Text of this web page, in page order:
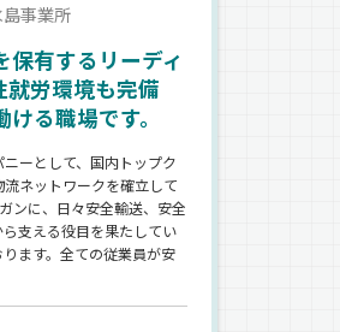
事業所
有するリーディ
労環境も完備
る職場です。
ーとして、国内トップク
ネットワークを確立して
ンに、日々安全輸送、安全
支える役目を果たしてい
ます。全ての従業員が安